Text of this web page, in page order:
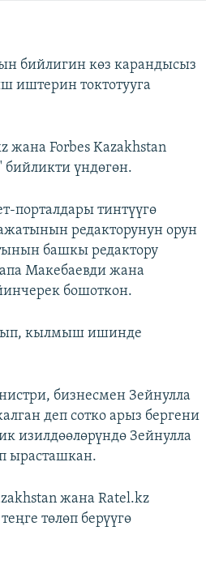
бийлигин көз карандысыз
иштерин токтотууга
жана Forbes Kazakhstan
бийликти үндөгөн.
порталдары тинтүүгө
редакторунун орун
башкы редактору
Макебаевди жана
бошоткон.
кылмыш ишинде
бизнесмен Зейнулла
деп сотко арыз бергени
изилдөөлөрүндө Зейнулла
ырасташкан.
жана Ratel.kz
төлөп берүүгө